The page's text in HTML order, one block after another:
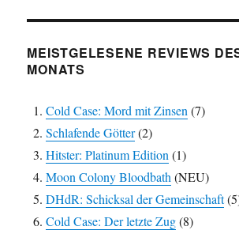
MEISTGELESENE REVIEWS
MONATS
Cold Case: Mord mit Zinsen (7)
Schlafende Götter(2)
Hitster: Platinum Edition (1)
Moon Colony Bloodbath (NEU)
DHdR: Schicksal der Gemeinschaft
Cold Case: Der letzte Zug(8)